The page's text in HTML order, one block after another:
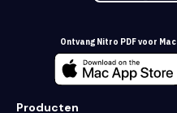
Ontvang Nitro PDF voor Mac
Producten